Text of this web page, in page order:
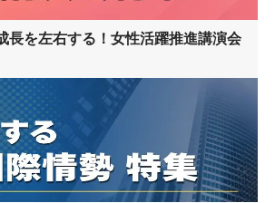
長を左右する！女性活躍推進講演会